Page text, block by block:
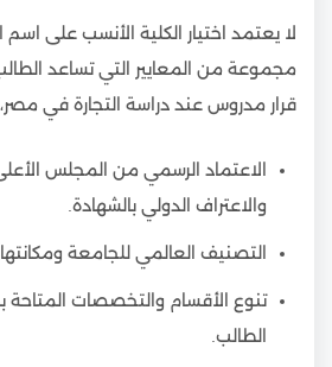
لا يعتمد اختيار الكلية الأنسب على
مجموعة من المعايير التي تساعد
قرار مدروس عند دراسة التجارة في
الاعتماد الرسمي من المجلس
والاعتراف الدولي بالشهادة.
التصنيف العالمي للجامعة ومكانتها
تنوع الأقسام والتخصصات
الطالب.